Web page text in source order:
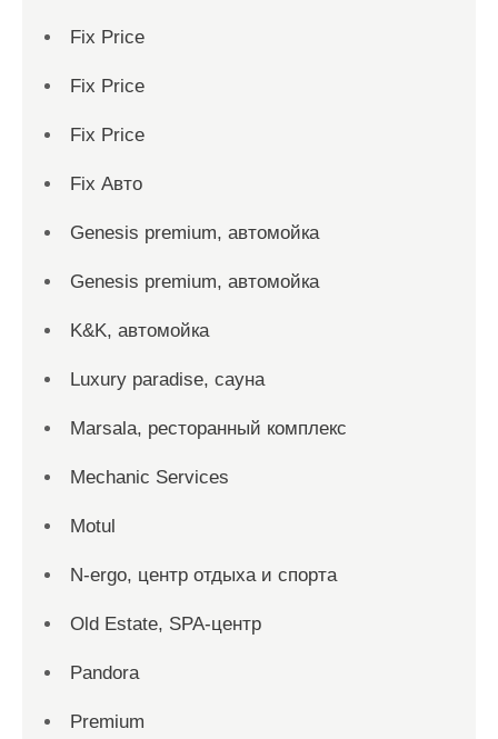
Fix Price
Fix Price
Fix Price
Fix Авто
Genesis premium, автомойка
Genesis premium, автомойка
K&K, автомойка
Luxury paradise, сауна
Marsala, ресторанный комплекс
Mechanic Services
Motul
N-ergo, центр отдыха и спорта
Old Estate, SPA-центр
Pandora
Premium